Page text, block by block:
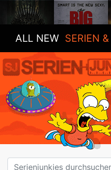
ALL NEW SERIEN